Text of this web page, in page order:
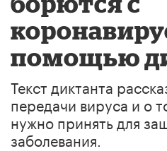
помощью
Текст диктанта
передачи вируса и о
нужно принять для
заболевания.